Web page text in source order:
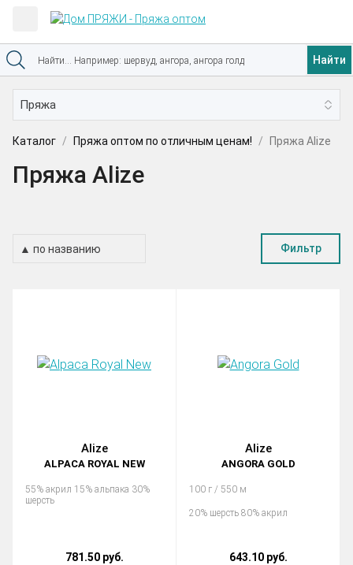
Найти
Каталог Пряжа оптом по отличным ценам! Пряжа Alize
Пряжа Alize
Фильтр
Alize
ALPACA ROYAL NEW
55% акрил 15% альпака 30%
шерсть
781.50 руб.
Alize
ANGORA GOLD
100 г / 550 м
20% шерсть 80% акрил
643.10 руб.